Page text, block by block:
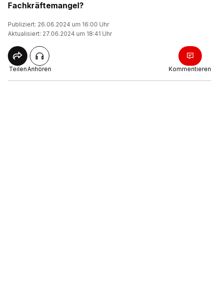
Fachkräftemangel?
Publiziert: 26.06.2024 um 16:00 Uhr
Aktualisiert: 27.06.2024 um 18:41 Uhr
TeilenAnhören Kommentieren